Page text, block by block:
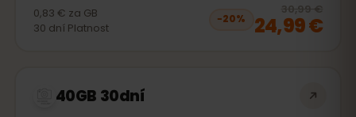
0,83 € za GB
30 dní Platnost
−20%
30,99 €
24,99 €
40GB 30dní